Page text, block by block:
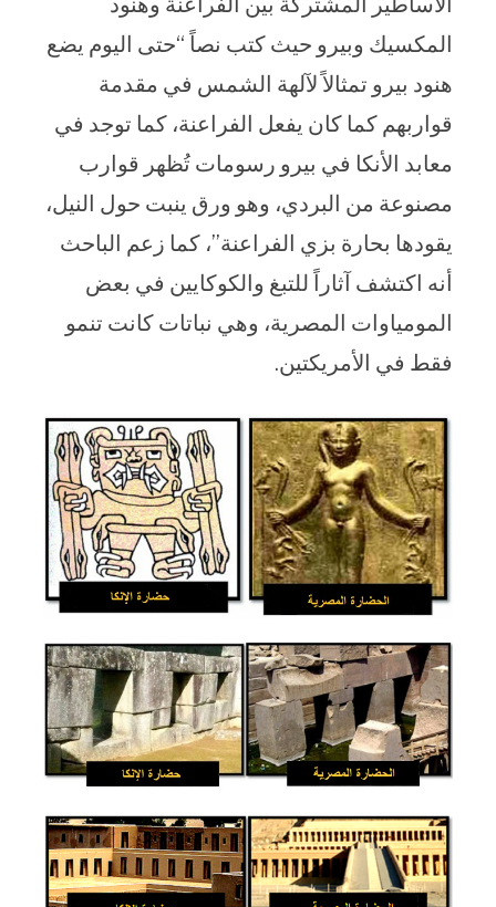
المكسيك وبيرو حيث كتب نصاً “حتى اليوم يضع
هنود بيرو تمثالاً لآلهة الشمس في مقدمة
قواربهم كما كان يفعل الفراعنة، كما توجد في
معابد الأنكا في بيرو رسومات تُظهر قوارب
مصنوعة من البردي، وهو ورق ينبت حول النيل،
يقودها بحارة بزي الفراعنة”، كما زعم الباحث
أنه اكتشف آثاراً للتبغ والكوكايين في بعض
المومياوات المصرية، وهي نباتات كانت تنمو
فقط في الأمريكتين.